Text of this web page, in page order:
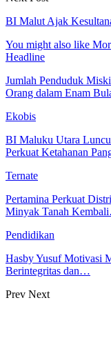
BI Malut Ajak
You might also like
Headline
Jumlah Penduduk
Orang dalam Enam
Ekobis
BI Maluku Utara
Perkuat Ketahanan
Ternate
Pertamina Perkuat
Minyak Tanah
Pendidikan
Hasby Yusuf Motivasi
Berintegritas dan…
Prev Next